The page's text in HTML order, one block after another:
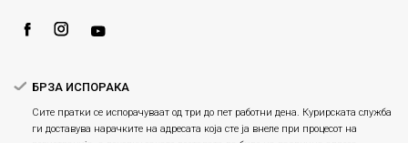
БРЗА ИСПОРАКА
Сите пратки се испорачуваат од три до пет работни дена. Курирската служба
ги доставува нарачките на адресата која сте ја внеле при процесот на